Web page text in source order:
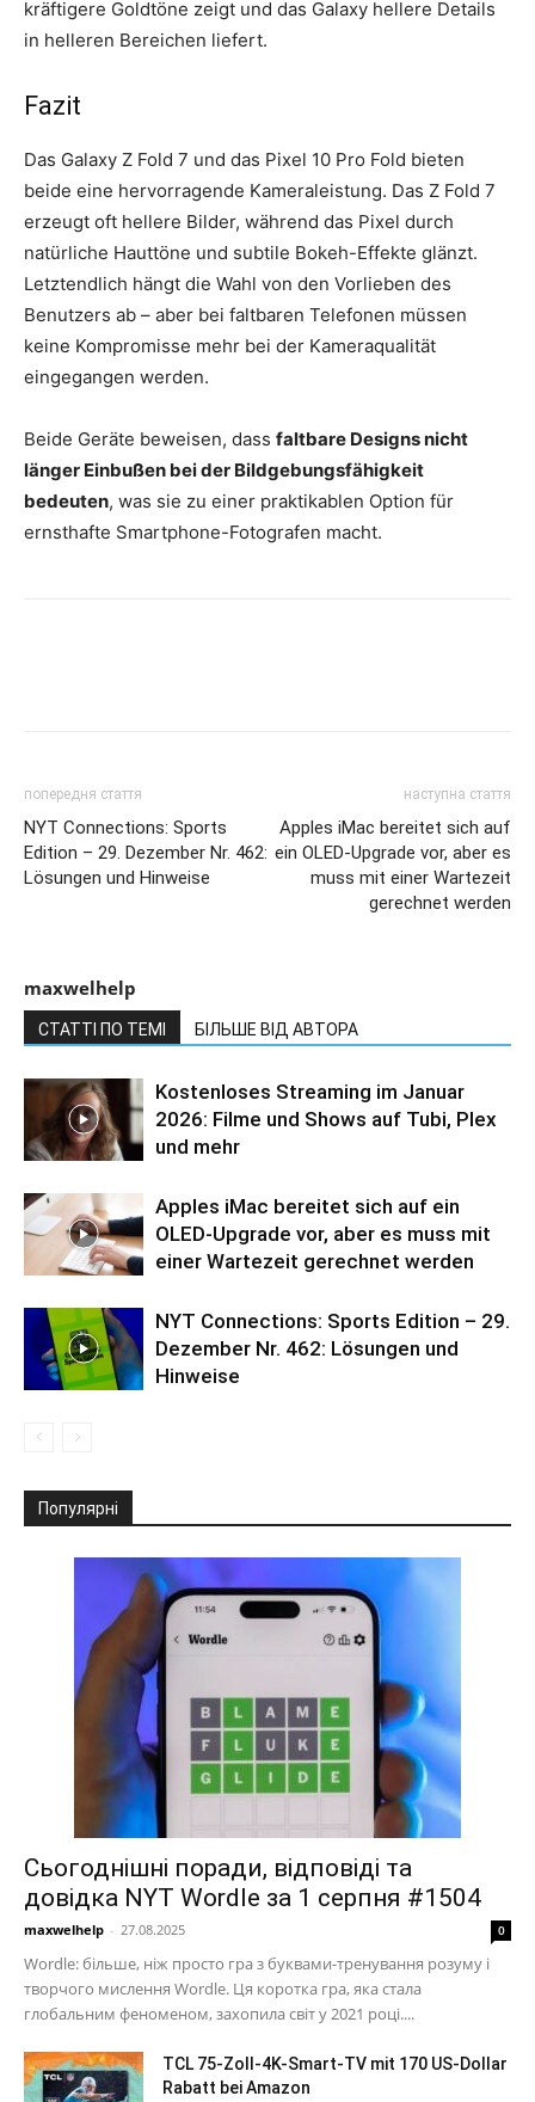
kräftigere Goldtöne zeigt und das Galaxy hellere Details
in helleren Bereichen liefert.
Fazit
Das Galaxy Z Fold 7 und das Pixel 10 Pro Fold bieten
beide eine hervorragende Kameraleistung. Das Z Fold 7
erzeugt oft hellere Bilder, während das Pixel durch
natürliche Hauttöne und subtile Bokeh-Effekte glänzt.
Letztendlich hängt die Wahl von den Vorlieben des
Benutzers ab – aber bei faltbaren Telefonen müssen
keine Kompromisse mehr bei der Kameraqualität
eingegangen werden.
Beide Geräte beweisen, dass faltbare Designs nicht
länger Einbußen bei der Bildgebungsfähigkeit
bedeuten, was sie zu einer praktikablen Option für
ernsthafte Smartphone-Fotografen macht.
попередня стаття
NYT Connections: Sports
Edition – 29. Dezember Nr. 462:
Lösungen und Hinweise
наступна стаття
Apples iMac bereitet sich auf
ein OLED-Upgrade vor, aber es
muss mit einer Wartezeit
gerechnet werden
maxwelhelp
СТАТТІ ПО ТЕМІ БІЛЬШЕ ВІД АВТОРА
Kostenloses Streaming im Januar
2026: Filme und Shows auf Tubi, Plex
und mehr
Apples iMac bereitet sich auf ein
OLED-Upgrade vor, aber es muss mit
einer Wartezeit gerechnet werden
NYT Connections: Sports Edition – 29.
Dezember Nr. 462: Lösungen und
Hinweise
Популярні
Сьогоднішні поради, відповіді та
довідка NYT Wordle за 1 серпня #1504
maxwelhelp - 27.08.2025 0
Wordle: більше, ніж просто гра з буквами-тренування розуму і
творчого мислення Wordle. Ця коротка гра, яка стала
глобальним феноменом, захопила світ у 2021 році....
TCL 75-Zoll-4K-Smart-TV mit 170 US-Dollar
Rabatt bei Amazon